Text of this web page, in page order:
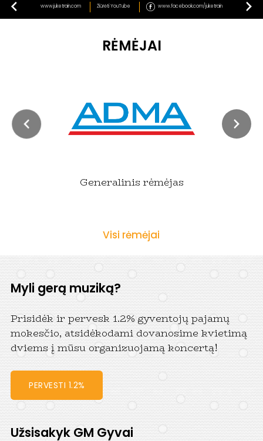
www.juketrain.com Žiūrėti YouTube www.facebook.com/juketrain
RĖMĖJAI
Generalinis rėmėjas
Visi rėmėjai
Myli gerą muziką?
Prisidėk ir pervesk 1.2% gyventojų pajamų
mokesčio, atsidėkodami dovanosime kvietimą
dviems į mūsu organizuojamą koncertą!
PERVESTI 1.2%
Užsisakyk GM Gyvai